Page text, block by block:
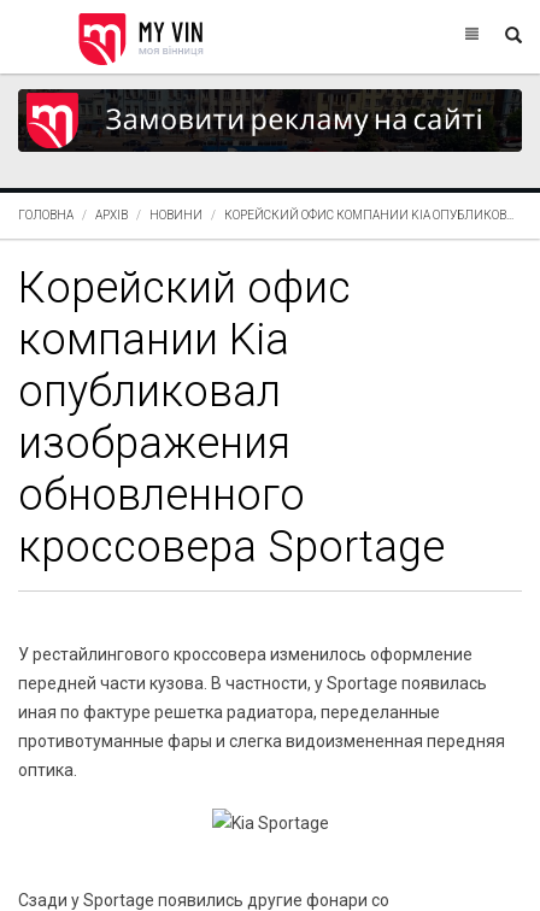
ГОЛОВНА АРХІВ НОВИНИ КОРЕЙСКИЙ ОФИС КОМПАНИИ KIA ОПУБЛИКОВ...
Корейский офис
компании Kia
опубликовал
изображения
обновленного
кроссовера Sportage
У рестайлингового кроссовера изменилось оформление
передней части кузова. В частности, у Sportage появилась
иная по фактуре решетка радиатора, переделанные
противотуманные фары и слегка видоизмененная передняя
оптика.
Сзади у Sportage появились другие фонари со